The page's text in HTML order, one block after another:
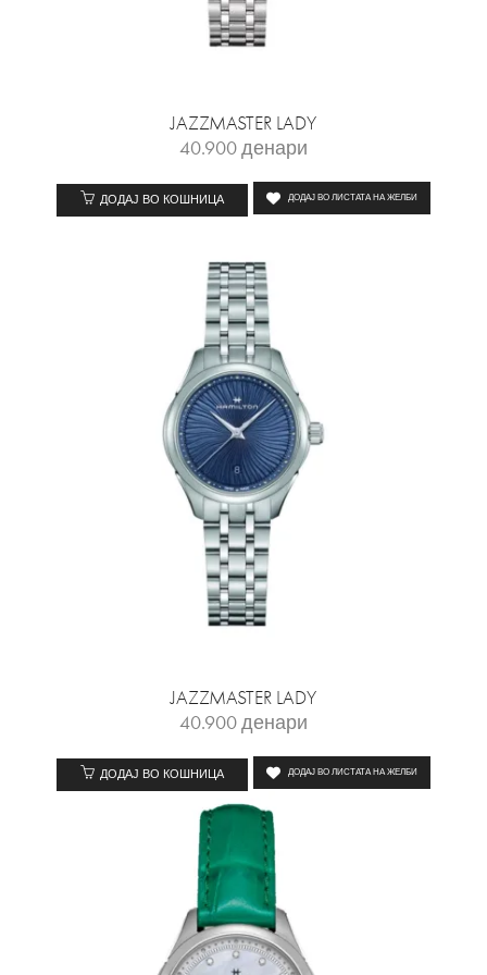
JAZZMASTER LADY
40.900денари
ДОДАЈ ВО КОШНИЦА ДОДАЈ ВО ЛИСТАТА НА ЖЕЛБИ
JAZZMASTER LADY
40.900денари
ДОДАЈ ВО КОШНИЦА ДОДАЈ ВО ЛИСТАТА НА ЖЕЛБИ